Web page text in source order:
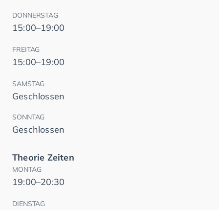
DONNERSTAG
15:00–19:00
FREITAG
15:00–19:00
SAMSTAG
Geschlossen
SONNTAG
Geschlossen
Theorie Zeiten
MONTAG
19:00–20:30
DIENSTAG